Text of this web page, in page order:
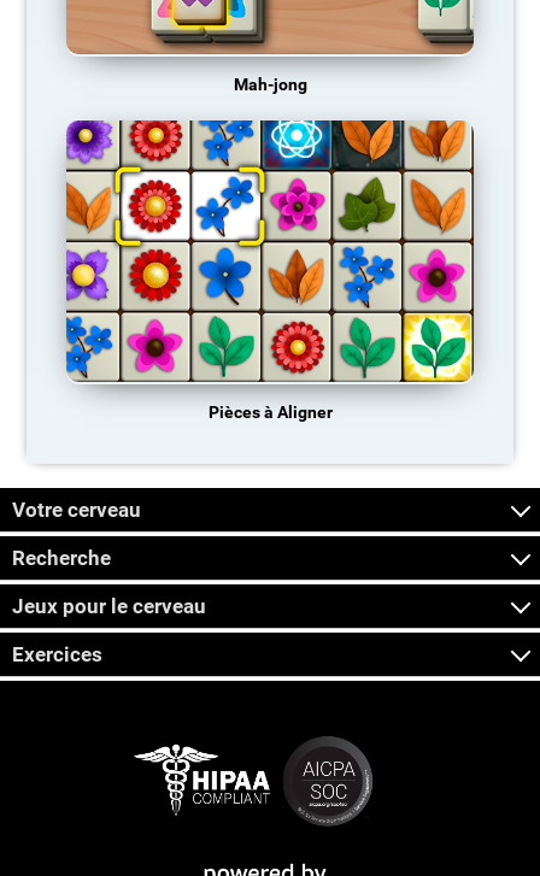
Mah-jong
Pièces à Aligner
Votre cerveau
Recherche
Jeux pour le cerveau
Exercices